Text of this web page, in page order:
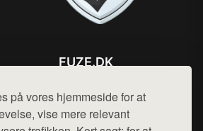
på vores hjemmeside for at
vise mere relevant
FUZE.DK
Mail: hej@want.dk